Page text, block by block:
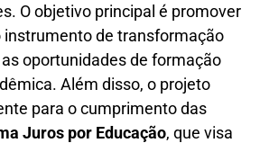
O objetivo principal é promover
instrumento de transformação
oportunidades de formação
Além disso, o projeto
para o cumprimento das
Juros por Educação, que visa